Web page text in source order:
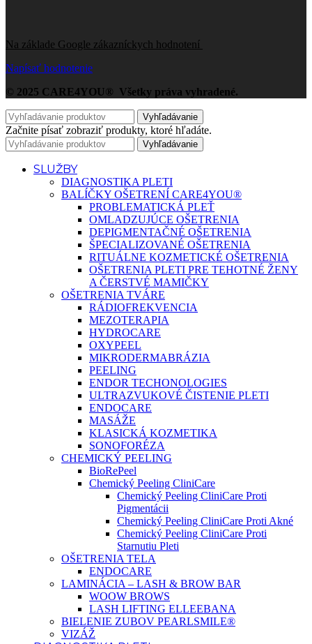
Na základe Google zákazníckych hodnotení
Napísať hodnotenie
© 2025 CARE4YOU® Všetky práva vyhradené.
Vyhľadávanie
Začnite písať zobraziť produkty, ktoré hľadáte.
Vyhľadávanie
SLUŽBY
DIAGNOSTIKA PLETI
BALÍČKY OŠETRENÍ CARE4YOU®
PROBLEMATICKÁ PLEŤ
OMLADZUJÚCE OŠETRENIA
DEPIGMENTAČNÉ OŠETRENIA
ŠPECIALIZOVANÉ OŠETRENIA
RITUÁLNE KOZMETICKÉ OŠETRENIA
OŠETRENIA PLETI PRE TEHOTNÉ ŽENY
A ČERSTVÉ MAMIČKY
OŠETRENIA TVÁRE
RÁDIOFREKVENCIA
MEZOTERAPIA
HYDROCARE
OXYPEEL
MIKRODERMABRÁZIA
PEELING
ENDOR TECHONOLOGIES
ULTRAZVUKOVÉ ČISTENIE PLETI
ENDOCARE
MASÁŽE
KLASICKÁ KOZMETIKA
SONOFORÉZA
CHEMICKÝ PEELING
BioRePeel
Chemický Peeling CliniCare
Chemický Peeling CliniCare Proti
Pigmentácii
Chemický Peeling CliniCare Proti Akné
Chemický Peeling CliniCare Proti
Starnutiu Pleti
OŠETRENIA TELA
ENDOCARE
LAMINÁCIA – LASH & BROW BAR
WOOW BROWS
LASH LIFTING ELLEEBANA
BIELENIE ZUBOV PEARLSMILE®
VIZÁŽ